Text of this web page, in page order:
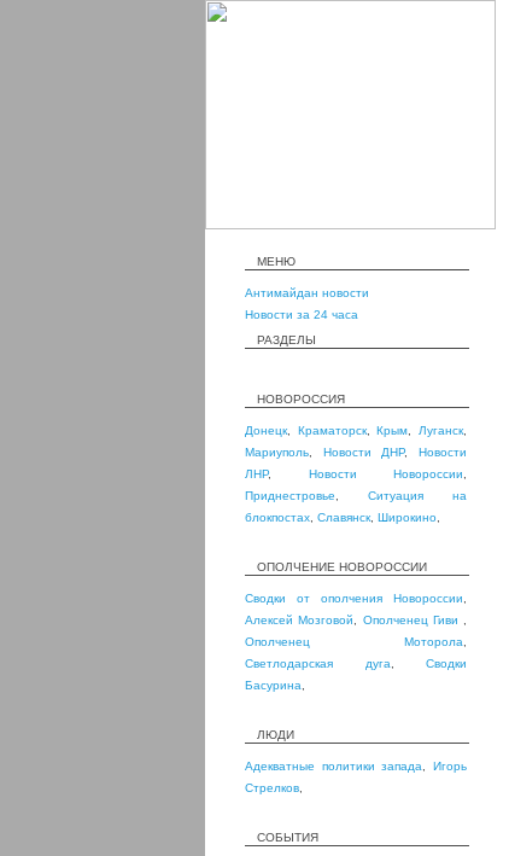
МЕНЮ
Антимайдан новости
Новости за 24 часа
РАЗДЕЛЫ
НОВОРОССИЯ
Донецк Краматорск,Крым Луганск
Мариуполь
Новости ДНР,Новости
ЛНР, Новости Новороссии
Приднестровье
Ситуация на
блокпостах Славянск Широкино
ОПОЛЧЕНИЕ НОВОРОССИИ
Сводки от ополчения Новороссии
Алексей Мозговой
Ополченец Гиви
Ополченец Моторола
Светлодарская дуга
Сводки
Басурина
ЛЮДИ
Адекватные политики запада ,Игорь
Стрелков
СОБЫТИЯ